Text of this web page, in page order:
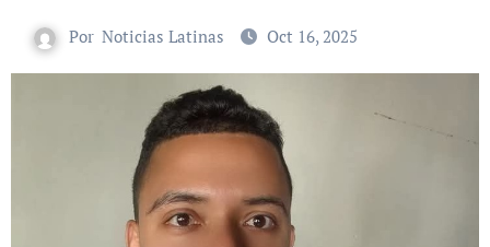
Por Noticias Latinas Oct 16, 2025